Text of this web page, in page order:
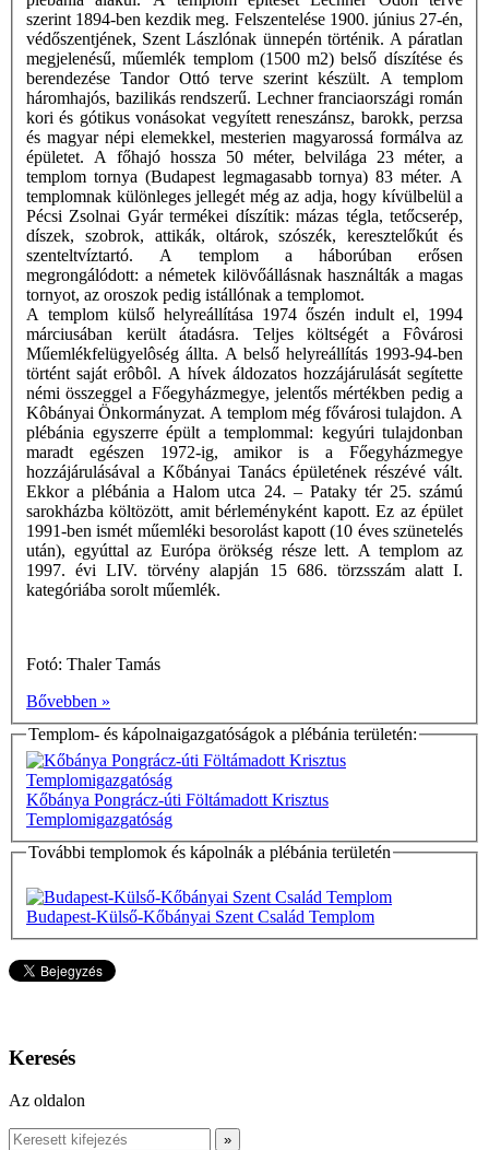
szerint 1894-ben kezdik meg. Felszentelése 1900. június 27-én,
védőszentjének, Szent Lászlónak ünnepén történik. A páratlan
megjelenésű, műemlék templom (1500 m2) belső díszítése és
berendezése Tandor Ottó terve szerint készült. A templom
háromhajós, bazilikás rendszerű. Lechner franciaországi román
kori és gótikus vonásokat vegyített reneszánsz, barokk, perzsa
és magyar népi elemekkel, mesterien magyarossá formálva az
épületet. A főhajó hossza 50 méter, belvilága 23 méter, a
templom tornya (Budapest legmagasabb tornya) 83 méter. A
templomnak különleges jellegét még az adja, hogy kívülbelül a
Pécsi Zsolnai Gyár termékei díszítik: mázas tégla, tetőcserép,
díszek, szobrok, attikák, oltárok, szószék, keresztelőkút és
szenteltvíztartó. A templom a háborúban erősen
megrongálódott: a németek kilövőállásnak használták a magas
tornyot, az oroszok pedig istállónak a templomot.
A templom külső helyreállítása 1974 őszén indult el, 1994
márciusában került átadásra. Teljes költségét a Fôvárosi
Műemlékfelügyelôség állta. A belső helyreállítás 1993-94-ben
történt saját erôbôl. A hívek áldozatos hozzájárulását segítette
némi összeggel a Főegyházmegye, jelentős mértékben pedig a
Kôbányai Önkormányzat. A templom még fővárosi tulajdon. A
plébánia egyszerre épült a templommal: kegyúri tulajdonban
maradt egészen 1972-ig, amikor is a Főegyházmegye
hozzájárulásával a Kőbányai Tanács épületének részévé vált.
Ekkor a plébánia a Halom utca 24. – Pataky tér 25. számú
sarokházba költözött, amit bérleményként kapott. Ez az épület
1991-ben ismét műemléki besorolást kapott (10 éves szünetelés
után), egyúttal az Európa örökség része lett. A templom az
1997. évi LIV. törvény alapján 15 686. törzsszám alatt I.
kategóriába sorolt műemlék.
Fotó: Thaler Tamás
Bővebben »
Templom- és kápolnaigazgatóságok a plébánia területén:
Kőbánya Pongrácz-úti Föltámadott Krisztus
Templomigazgatóság
További templomok és kápolnák a plébánia területén
Budapest-Külső-Kőbányai Szent Család Templom
Keresés
Az oldalon